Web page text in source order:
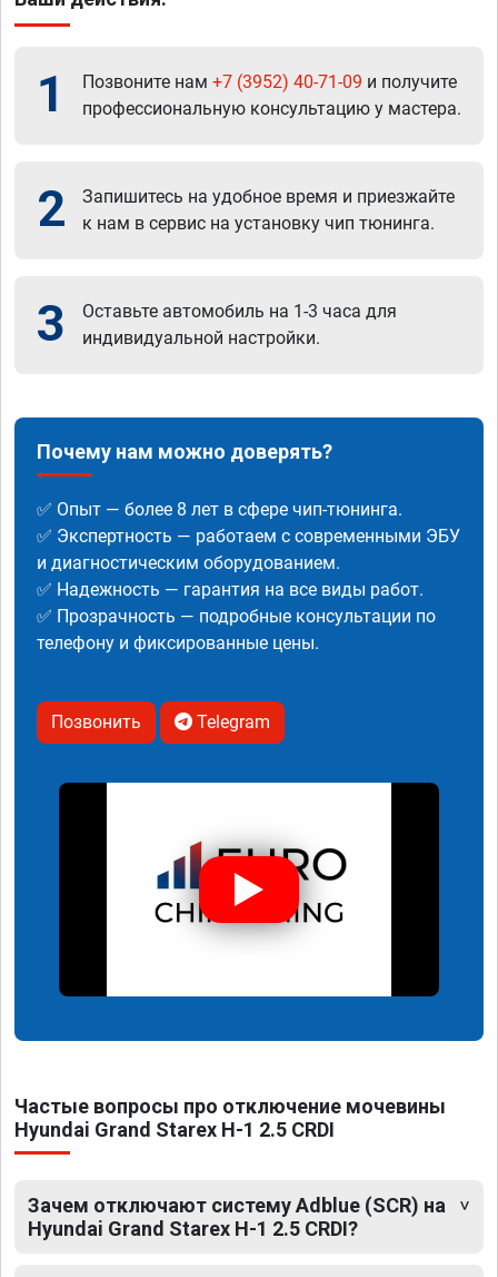
1 Позвоните нам +7 (3952) 40-71-09 и получите
профессиональную консультацию у мастера.
2
Запишитесь на удобное время и приезжайте
к нам в сервис на установку чип тюнинга.
3
Оставьте автомобиль на 1-3 часа для
индивидуальной настройки.
Почему нам можно доверять?
✅ Опыт — более 8 лет в сфере чип-тюнинга.
✅ Экспертность — работаем с современными ЭБУ
и диагностическим оборудованием.
✅ Надежность — гарантия на все виды работ.
✅ Прозрачность — подробные консультации по
телефону и фиксированные цены.
Позвонить Telegram
Частые вопросы про отключение мочевины
Hyundai Grand Starex H-1 2.5 CRDI
Зачем отключают систему Adblue (SCR) на
Hyundai Grand Starex H-1 2.5 CRDI?